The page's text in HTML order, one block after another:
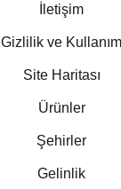
İletişim
Gizlilik ve Kullanım
Site Haritası
Ürünler
Şehirler
Gelinlik